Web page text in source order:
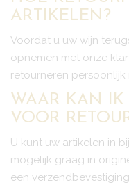
ARTIKELEN?
Voordat u uw wijn
opnemen met onze
retourneren persoonlijk
WAAR KAN
VOOR
U kunt uw artikelen in
mogelijk graag in
een